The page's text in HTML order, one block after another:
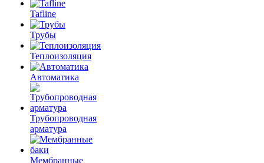
Tafline
Трубы
Теплоизоляция
Автоматика
Трубопроводная
арматура
Мембранные